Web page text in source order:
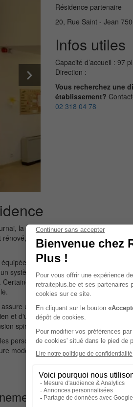
Résidence partenaire
20, Rue Saint - Jean
Infos utiles
Capacité d’accueil : 97
Direction :
Vous recherchez une
établissement?
02 318 04 78
la Résidence ServiceHome Saint
cette résidence offre un cadre
avec salle de bain privative,
système d'appel sophistiqué,
chambre offrent même un
un accompagnement médical de
et d'un ergothérapeute. Pour ceux qui
spirituelle à la palette de services
personnes âgées à la recherche d'une
moderne et une offre de services
Paramédical